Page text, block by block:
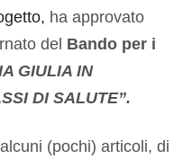
ha approvato
del Bando per i
GIULIA IN
DI SALUTE”.
(pochi) articoli, di